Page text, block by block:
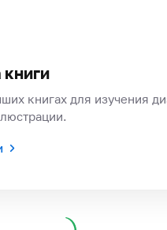
книгах для изучения